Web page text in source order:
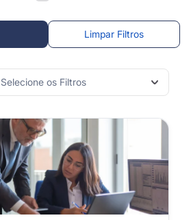
Limpar Filtros
Selecione os Filtros